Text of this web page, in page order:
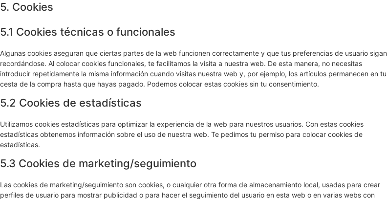
5. Cookies
5.1 Cookies técnicas o funcionales
Algunas cookies aseguran que ciertas partes de la web funcionen correctamente y que tus preferencias de usuario sigan
recordándose. Al colocar cookies funcionales, te facilitamos la visita a nuestra web. De esta manera, no necesitas
introducir repetidamente la misma información cuando visitas nuestra web y, por ejemplo, los artículos permanecen en tu
cesta de la compra hasta que hayas pagado. Podemos colocar estas cookies sin tu consentimiento.
5.2 Cookies de estadísticas
Utilizamos cookies estadísticas para optimizar la experiencia de la web para nuestros usuarios. Con estas cookies
estadísticas obtenemos información sobre el uso de nuestra web. Te pedimos tu permiso para colocar cookies de
estadísticas.
5.3 Cookies de marketing/seguimiento
Las cookies de marketing/seguimiento son cookies, o cualquier otra forma de almacenamiento local, usadas para crear
perfiles de usuario para mostrar publicidad o para hacer el seguimiento del usuario en esta web o en varias webs con